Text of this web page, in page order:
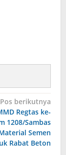
Pos berikutnya
Regtas ke-
1208/Sambas
Semen
Rabat Beton